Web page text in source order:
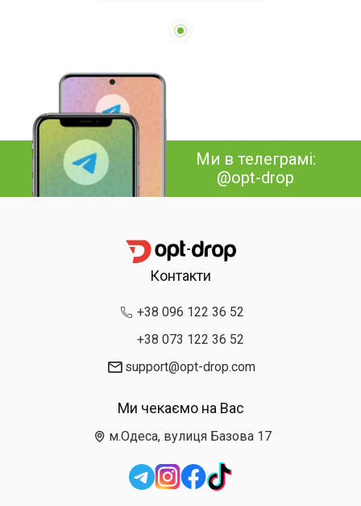
Ми в телеграмі:
@opt-drop
Контакти
+38 096 122 36 52
+38 073 122 36 52
support@opt-drop.com
Ми чекаємо на Вас
м.Одеса, вулиця Базова 17